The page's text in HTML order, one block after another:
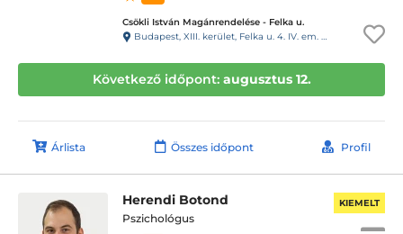
Csökli István Magánrendelése - Felka u.
Budapest, XIII. kerület, Felka u. 4. IV. em. kaputelefon: 43
Következő időpont: augusztus 12.
Árlista Összes időpont Profil
Herendi Botond
Pszichológus
KIEMELT